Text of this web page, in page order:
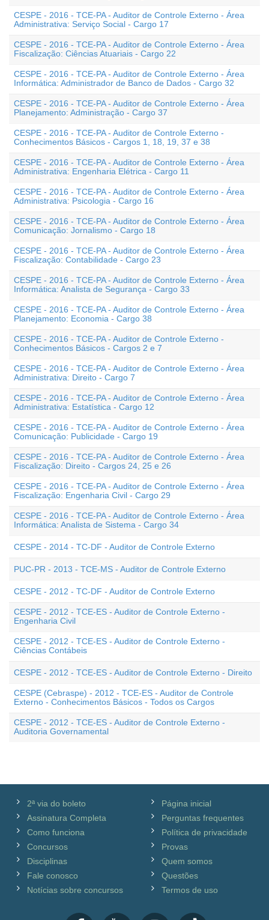
CESPE - 2016 - TCE-PA - Auditor de Controle Externo - Área
Administrativa: Serviço Social - Cargo 17
CESPE - 2016 - TCE-PA - Auditor de Controle Externo - Área
Fiscalização: Ciências Atuariais - Cargo 22
CESPE - 2016 - TCE-PA - Auditor de Controle Externo - Área
Informática: Administrador de Banco de Dados - Cargo 32
CESPE - 2016 - TCE-PA - Auditor de Controle Externo - Área
Planejamento: Administração - Cargo 37
CESPE - 2016 - TCE-PA - Auditor de Controle Externo -
Conhecimentos Básicos - Cargos 1, 18, 19, 37 e 38
CESPE - 2016 - TCE-PA - Auditor de Controle Externo - Área
Administrativa: Engenharia Elétrica - Cargo 11
CESPE - 2016 - TCE-PA - Auditor de Controle Externo - Área
Administrativa: Psicologia - Cargo 16
CESPE - 2016 - TCE-PA - Auditor de Controle Externo - Área
Comunicação: Jornalismo - Cargo 18
CESPE - 2016 - TCE-PA - Auditor de Controle Externo - Área
Fiscalização: Contabilidade - Cargo 23
CESPE - 2016 - TCE-PA - Auditor de Controle Externo - Área
Informática: Analista de Segurança - Cargo 33
CESPE - 2016 - TCE-PA - Auditor de Controle Externo - Área
Planejamento: Economia - Cargo 38
CESPE - 2016 - TCE-PA - Auditor de Controle Externo -
Conhecimentos Básicos - Cargos 2 e 7
CESPE - 2016 - TCE-PA - Auditor de Controle Externo - Área
Administrativa: Direito - Cargo 7
CESPE - 2016 - TCE-PA - Auditor de Controle Externo - Área
Administrativa: Estatística - Cargo 12
CESPE - 2016 - TCE-PA - Auditor de Controle Externo - Área
Comunicação: Publicidade - Cargo 19
CESPE - 2016 - TCE-PA - Auditor de Controle Externo - Área
Fiscalização: Direito - Cargos 24, 25 e 26
CESPE - 2016 - TCE-PA - Auditor de Controle Externo - Área
Fiscalização: Engenharia Civil - Cargo 29
CESPE - 2016 - TCE-PA - Auditor de Controle Externo - Área
Informática: Analista de Sistema - Cargo 34
CESPE - 2014 - TC-DF - Auditor de Controle Externo
PUC-PR - 2013 - TCE-MS - Auditor de Controle Externo
CESPE - 2012 - TC-DF - Auditor de Controle Externo
CESPE - 2012 - TCE-ES - Auditor de Controle Externo -
Engenharia Civil
CESPE - 2012 - TCE-ES - Auditor de Controle Externo -
Ciências Contábeis
CESPE - 2012 - TCE-ES - Auditor de Controle Externo - Direito
CESPE (Cebraspe) - 2012 - TCE-ES - Auditor de Controle
Externo - Conhecimentos Básicos - Todos os Cargos
CESPE - 2012 - TCE-ES - Auditor de Controle Externo -
Auditoria Governamental
2ª via do boleto
Assinatura Completa
Como funciona
Concursos
Disciplinas
Fale conosco
Notícias sobre concursos
Página inicial
Perguntas frequentes
Política de privacidade
Provas
Quem somos
Questões
Termos de uso